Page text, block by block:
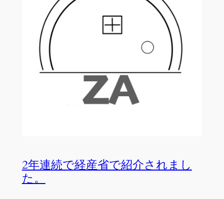
2年連続で経産省で紹介されまし
た。